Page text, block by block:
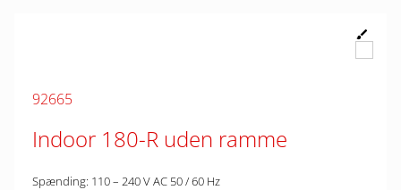
92665
Indoor 180-R uden ramme
Spænding: 110 – 240 V AC 50 / 60 Hz